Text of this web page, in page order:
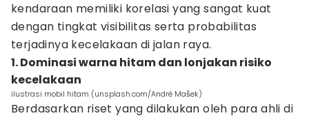
kendaraan memiliki korelasi yang sangat kuat
dengan tingkat visibilitas serta probabilitas
terjadinya kecelakaan di jalan raya.
1. Dominasi warna hitam dan lonjakan risiko
kecelakaan
ilustrasi mobil hitam (unsplash.com/André Mašek)
Berdasarkan riset yang dilakukan oleh para ahli di